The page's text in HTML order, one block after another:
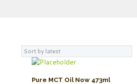
Pure MCT Oil Now 473ml